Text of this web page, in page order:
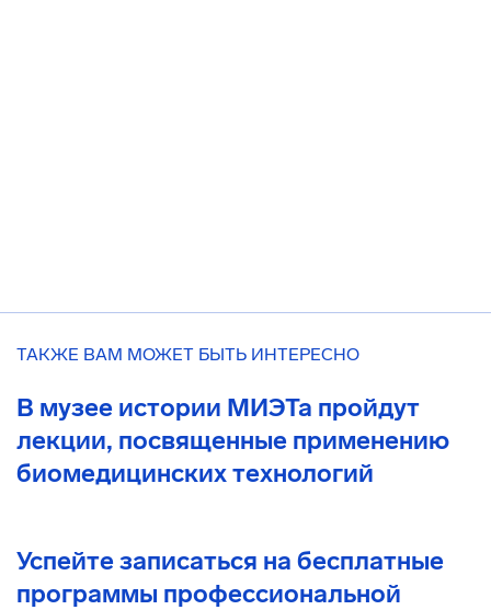
ТАКЖЕ ВАМ МОЖЕТ БЫТЬ ИНТЕРЕСНО
В музее истории МИЭТа пройдут
лекции, посвященные применению
биомедицинских технологий
Успейте записаться на бесплатные
программы профессиональной